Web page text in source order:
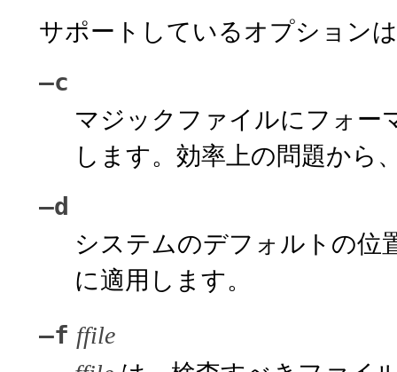
サポートしているオプション
–c
マジックファイルにフォ
します。効率上の問題から
–d
システムのデフォルトの位
に適用します。
–f ffile